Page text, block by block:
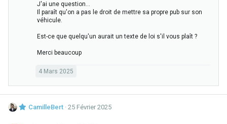
J'ai une question...
Il paraît qu'on a pas le droit de mettre sa propre pub sur son
véhicule.
Est-ce que quelqu'un aurait un texte de loi s'il vous plaît ?
Merci beaucoup
4 Mars 2025
CamilleBert 25 Février 2025